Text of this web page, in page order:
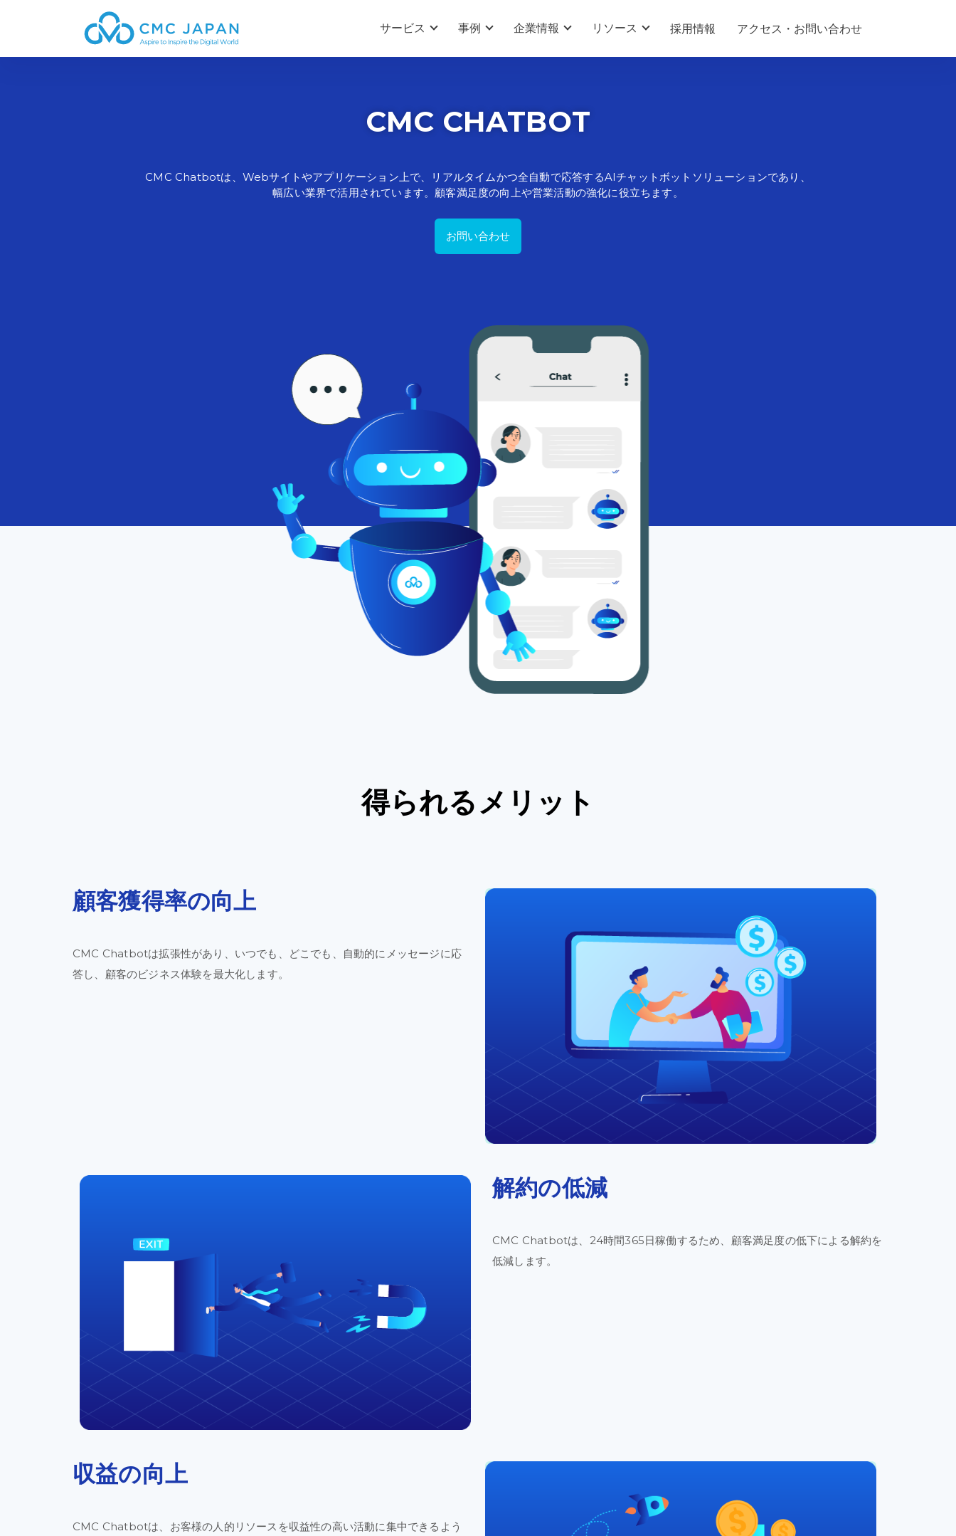
サービス 事例 企業情報 リソース 採用情報 アクセス・お問い合わせ
CMC CHATBOT
CMC Chatbotは、 Webサイトやアプリケーション上で 、リアルタイムかつ全自動で応答するAIチャットボット ソリューションであり
幅広い業界で活用されています。 顧客満足度の向上や営業活動の強化に役立ちます。
お問い合わせ
得られるメリット
顧客獲得率の向上​
CMC Chatbotは拡張性があり、 いつでも、 どこでも、 自動的に メッセージに応
答し、 顧客のビジネス体験を最大化します。
解約の低減
CMC Chatbotは、 24時間365日稼働するため 、顧客満足度の低下による解約を
低減します。
収益の向上​
CMC Chatbotは、 お客様の人的 リソースを収益性の高い活動に集中できる よう